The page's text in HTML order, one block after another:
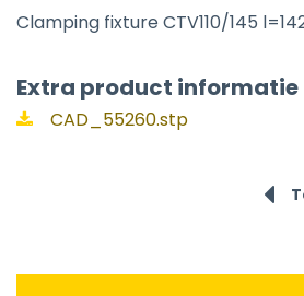
Clamping fixture CTV110/145
Extra product informatie
CAD_55260.stp